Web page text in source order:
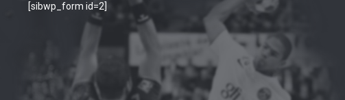
[sibwp_form id=2]